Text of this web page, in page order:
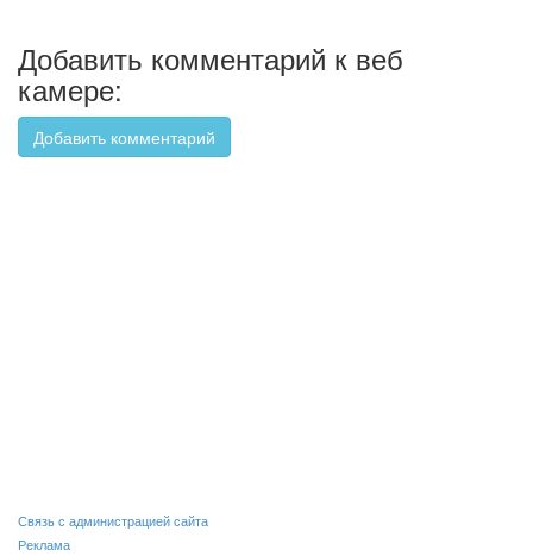
Добавить комментарий к веб
камере:
Добавить комментарий
Связь с администрацией сайта
Реклама